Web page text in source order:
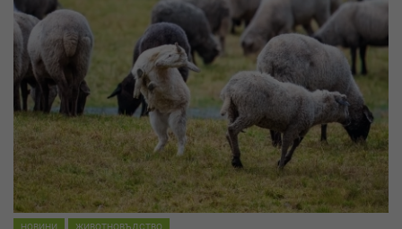
НОВИНИ ЖИВОТНОВЪДСТВО